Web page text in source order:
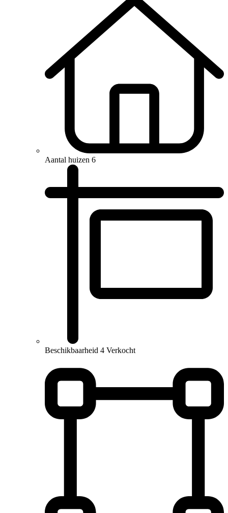
Aantal huizen 6
Beschikbaarheid 4 Verkocht